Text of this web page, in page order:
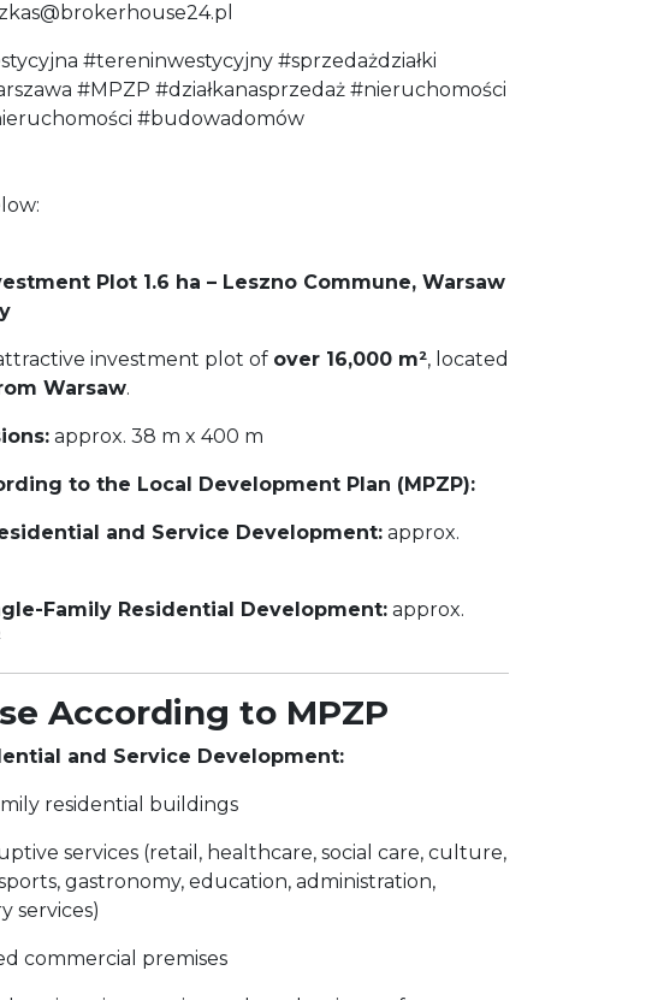
#tereninwestycyjny #sprzedażdziałki
#MPZP #działkanasprzedaż #nieruchomości
#budowadomów
Plot 1.6 ha – Leszno Commune, Warsaw
investment plot of over 16,000 m², located
Warsaw.
approx. 38 m x 400 m
to the Local Development Plan (MPZP):
and Service Development: approx.
Family Residential Development: approx.
According to MPZP
and Service Development:
residential buildings
services (retail, healthcare, social care, culture,
gastronomy, education, administration,
services)
commercial premises